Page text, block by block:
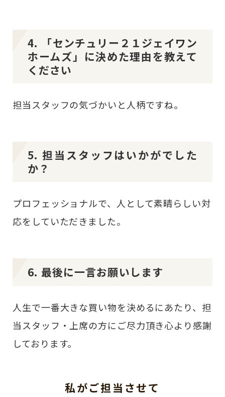
4. 「センチュリー２１ジェイワン
ホームズ」に決めた理由を教えて
ください
担当スタッフの気づかいと人柄ですね。
5. 担当スタッフはいかがでした
か？
プロフェッショナルで、人として素晴らしい対
応をしていただきました。
6. 最後に一言お願いします
人生で一番大きな買い物を決めるにあたり、担
当スタッフ・上席の方にご尽力頂き心より感謝
しております。
私がご担当させて